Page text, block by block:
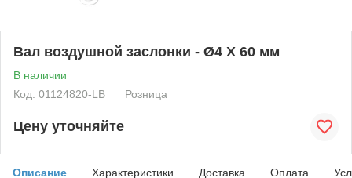
Вал воздушной заслонки - Ø4 X 60 мм
В наличии
Код: 01124820-LB
Розница
Цену уточняйте
Описание Характеристики Доставка Оплата